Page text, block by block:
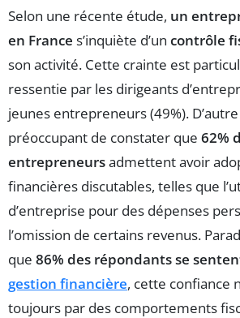
Selon une récente étude, un
en France s’inquiète d’un contrôle
son activité. Cette crainte est
ressentie par les dirigeants
jeunes entrepreneurs (49%).
préoccupant de constater que 62%
entrepreneursadmettent avoir
financières discutables, telles que
d’entreprise pour des dépenses
l’omission de certains revenus.
que 86% des répondants se
gestion financière, cette confiance
toujours par des comportements